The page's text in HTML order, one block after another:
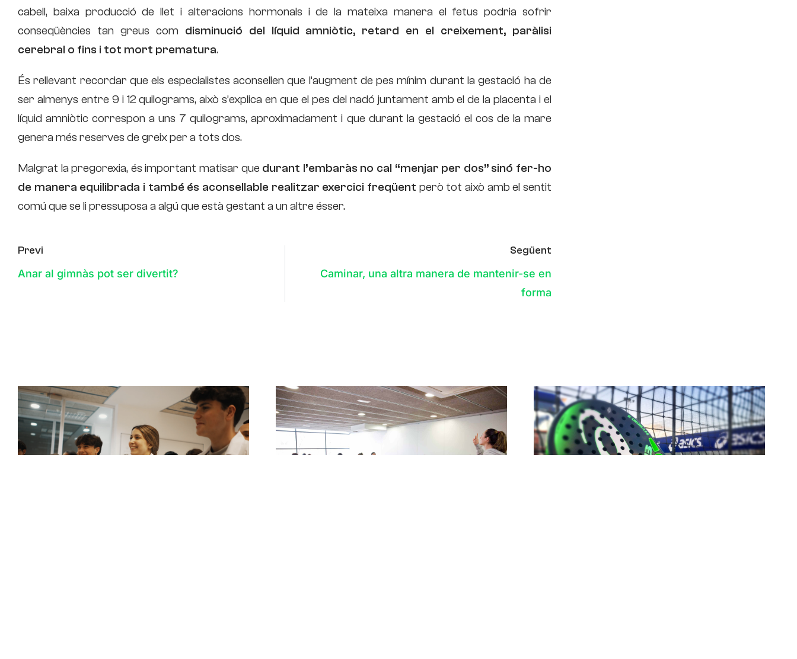
cabell, baixa producció de llet i alteracions hormonals i de la mateixa manera el fetus podria sofrir
conseqüències tan greus com disminució del líquid amniòtic, retard en el creixement, paràlisi
cerebral o fins i tot mort prematura.
És rellevant recordar que els especialistes aconsellen que l’augment de pes mínim durant la gestació ha de
ser almenys entre 9 i 12 quilograms, això s’explica en que el pes del nadó juntament amb el de la placenta i el
líquid amniòtic correspon a uns 7 quilograms, aproximadament i que durant la gestació el cos de la mare
genera més reserves de greix per a tots dos.
Malgrat la pregorexia, és important matisar que durant l’embaràs no cal “menjar per dos” sinó fer-ho
de manera equilibrada i també és aconsellable realitzar exercici freqüent però tot això amb el sentit
comú que se li pressuposa a algú que està gestant a un altre ésser.
Previ
Anar al gimnàs pot ser divertit?
Següent
Caminar, una altra manera de mantenir-se en
forma